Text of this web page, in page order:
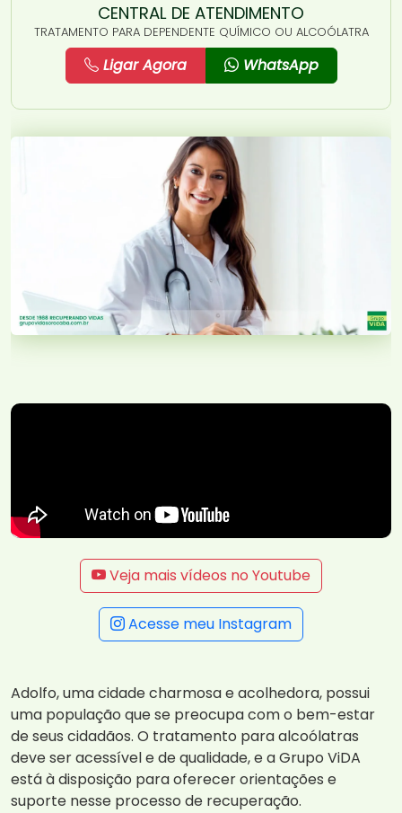
CENTRAL DE ATENDIMENTO
TRATAMENTO PARA DEPENDENTE QUÍMICO OU ALCOÓLATRA
Ligar Agora WhatsApp
Veja mais vídeos no Youtube
Acesse meu Instagram
Adolfo, uma cidade charmosa e acolhedora, possui
uma população que se preocupa com o bem-estar
de seus cidadãos. O tratamento para alcoólatras
deve ser acessível e de qualidade, e a Grupo ViDA
está à disposição para oferecer orientações e
suporte nesse processo de recuperação.